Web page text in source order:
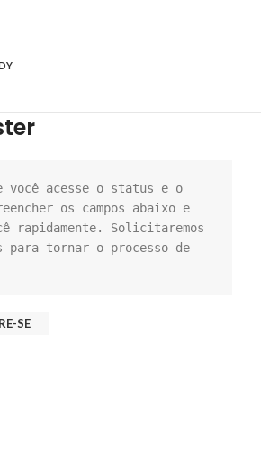
acesse o status e o
os campos abaixo e
rapidamente. Solicitaremos
para tornar o processo de
SE